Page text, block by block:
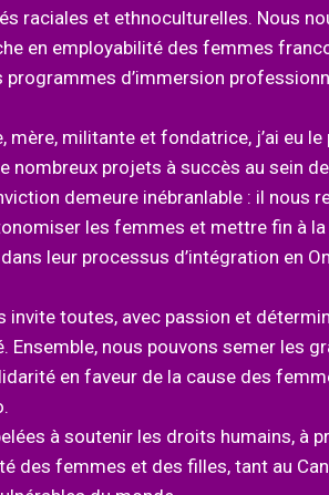
raciales et ethnoculturelles. Nous
en employabilité des femmes
d’immersion
mère, militante et fondatrice, j’ai eu
nombreux projets à succès au sein
demeure inébranlable : il nous
les femmes et mettre fin à
leur processus d’intégration en
invite toutes, avec passion et
Ensemble, nous pouvons semer les
en faveur de la cause des
à soutenir les droits humains, à
des femmes et des filles, tant au